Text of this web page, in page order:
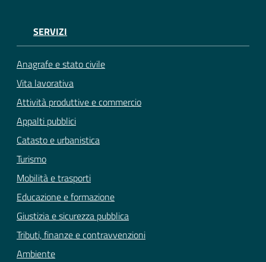
SERVIZI
Anagrafe e stato civile
Vita lavorativa
Attività produttive e commercio
Appalti pubblici
Catasto e urbanistica
Turismo
Mobilità e trasporti
Educazione e formazione
Giustizia e sicurezza pubblica
Tributi, finanze e contravvenzioni
Ambiente